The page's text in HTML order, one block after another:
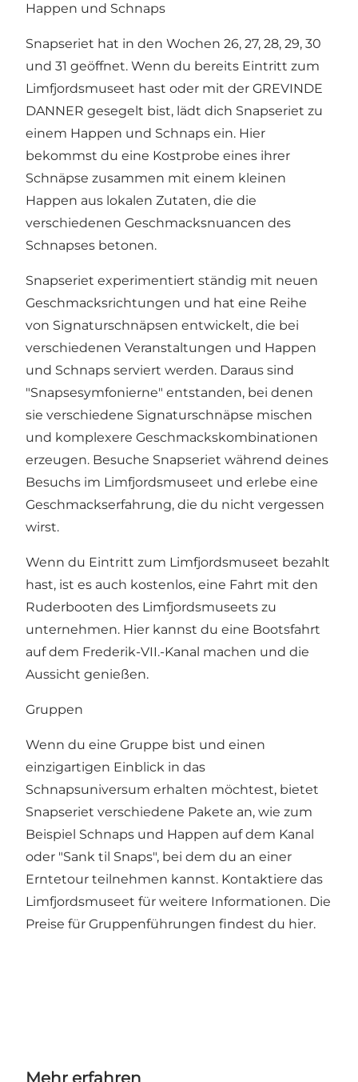
Happen und Schnaps
Snapseriet hat in den Wochen 26, 27, 28, 29, 30
und 31 geöffnet. Wenn du bereits Eintritt zum
Limfjordsmuseet hast oder mit der GREVINDE
DANNER gesegelt bist, lädt dich Snapseriet zu
einem Happen und Schnaps ein. Hier
bekommst du eine Kostprobe eines ihrer
Schnäpse zusammen mit einem kleinen
Happen aus lokalen Zutaten, die die
verschiedenen Geschmacksnuancen des
Schnapses betonen.
Snapseriet experimentiert ständig mit neuen
Geschmacksrichtungen und hat eine Reihe
von Signaturschnäpsen entwickelt, die bei
verschiedenen Veranstaltungen und Happen
und Schnaps serviert werden. Daraus sind
"Snapsesymfonierne" entstanden, bei denen
sie verschiedene Signaturschnäpse mischen
und komplexere Geschmackskombinationen
erzeugen. Besuche Snapseriet während deines
Besuchs im Limfjordsmuseet und erlebe eine
Geschmackserfahrung, die du nicht vergessen
wirst.
Wenn du Eintritt zum Limfjordsmuseet bezahlt
hast, ist es auch kostenlos, eine Fahrt mit den
Ruderbooten des Limfjordsmuseets zu
unternehmen. Hier kannst du eine Bootsfahrt
auf dem Frederik-VII.-Kanal machen und die
Aussicht genießen.
Gruppen
Wenn du eine Gruppe bist und einen
einzigartigen Einblick in das
Schnapsuniversum erhalten möchtest, bietet
Snapseriet verschiedene Pakete an, wie zum
Beispiel Schnaps und Happen auf dem Kanal
oder "Sank til Snaps", bei dem du an einer
Erntetour teilnehmen kannst. Kontaktiere das
Limfjordsmuseet für weitere Informationen. Die
Preise für Gruppenführungen findest du hier.